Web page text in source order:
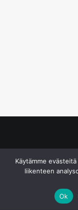
Käytämme
liikenteen
Ok